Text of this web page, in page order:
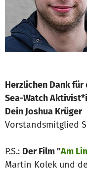
Herzlichen Dank
Sea-Watch
Dein Joshua Krüger
Vorstandsmitglied
P.S.: Der Film "Am
Martin Kolek und